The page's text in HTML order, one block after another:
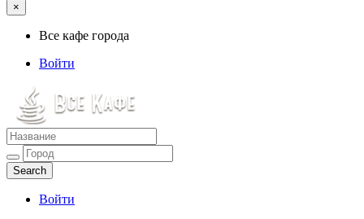
×
Все кафе города
Войти
Все кафе города
Каталог хороших кафе
Войти